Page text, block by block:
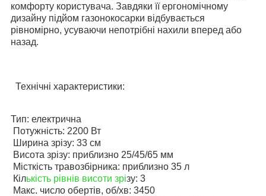
комфорту користувача. Завдяки її ергономічному
дизайну підйом газонокосарки відбувається
рівномірно, усуваючи непотрібні нахили вперед або
назад.
Технічні характеристики:
Тип: електрична
Потужність: 2200 Вт
Ширина зрізу: 33 см
Висота зрізу: приблизно 25/45/65 мм
Місткість травозбірника: приблизно 35 л
Кількість рівнів висоти зрізу: 3
Макс. число обертів, об/хв: 3450